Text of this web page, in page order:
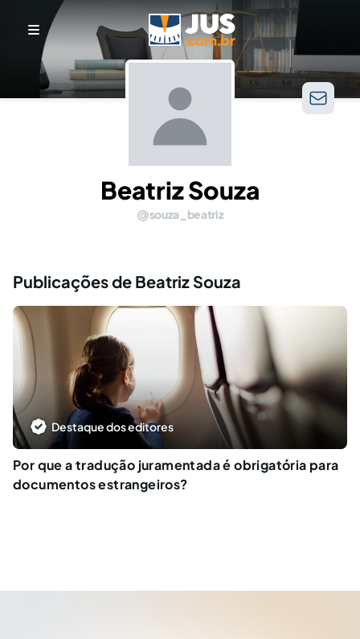
Beatriz Souza
souza_beatriz
Publicações de Beatriz Souza
Destaque dos editores
Por que a tradução juramentada é obrigatória para
documentos estrangeiros?